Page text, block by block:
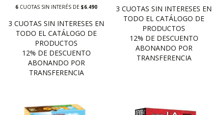
6 CUOTAS SIN INTERÉS DE $6.490